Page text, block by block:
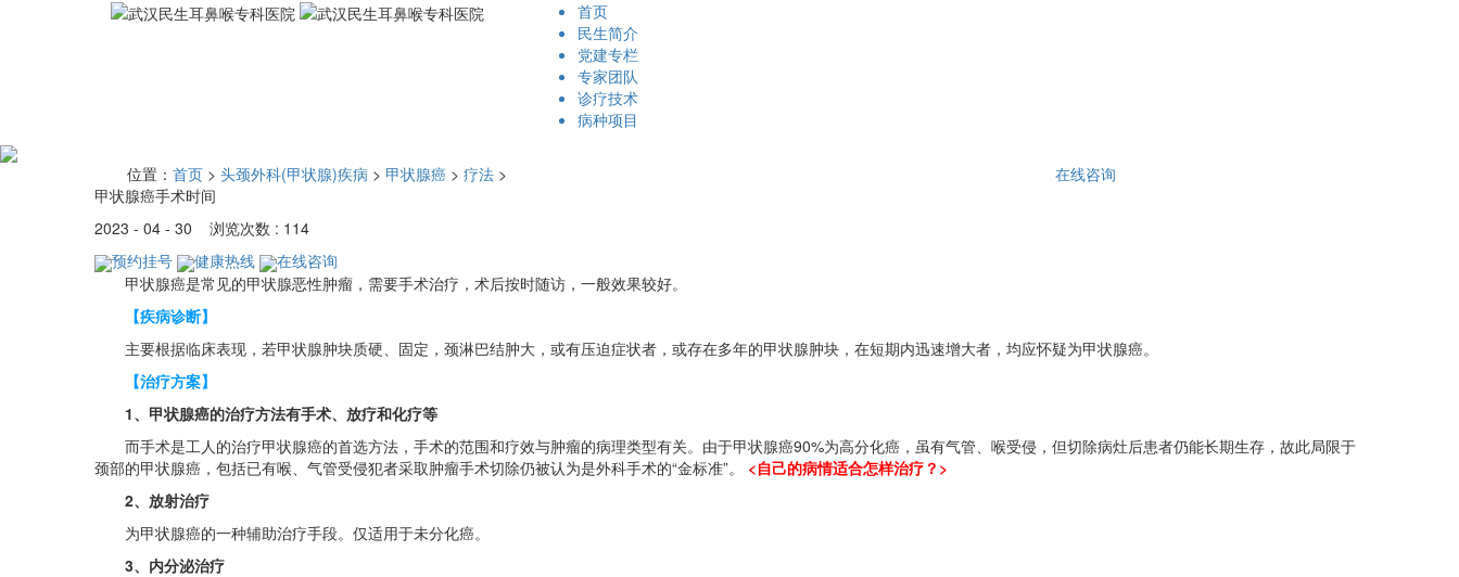
首页
民生简介
党建专栏
专家团队
诊疗技术
病种项目
位置： 首页 > 头颈外科(甲状腺)疾病 > 甲状腺癌 > 疗法 >
在线咨询
甲状腺癌手术时间
2023 - 04 - 30 浏览次数 : 114
预约挂号
健康热线
在线咨询
甲状腺癌是常见的甲状腺恶性肿瘤，需要手术治疗，术后按时随访，一般效果较好。
【疾病诊断】
主要根据临床表现，若甲状腺肿块质硬、固定，颈淋巴结肿大，或有压迫症状者，或存在多年的甲状腺肿块，在短期内迅速增大者，均应怀疑为甲状腺癌。
【治疗方案】
1、甲状腺癌的治疗方法有手术、放疗和化疗等
而手术是工人的治疗甲状腺癌的首选方法，手术的范围和疗效与肿瘤的病理类型有关。由于甲状腺癌90%为高分化癌，虽有气管、喉受侵，但切除病灶后患者仍能长期生存，故此局限于
颈部的甲状腺癌，包括已有喉、气管受侵犯者采取肿瘤手术切除仍被认为是外科手术的“金标准”。
<自己的病情适合怎样治疗？>
2、放射治疗
为甲状腺癌的一种辅助治疗手段。仅适用于未分化癌。
3、内分泌治疗